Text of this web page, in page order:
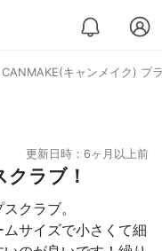
CANMAKE(キャンメイク) プ
更新日時：6ヶ月以上前
ラブ！
クラブ。
サイズで小さくて細